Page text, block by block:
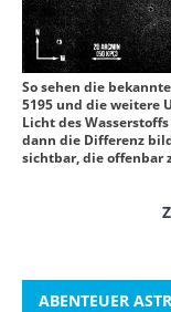
So sehen die
5195 und die weitere
Licht des
dann die Differenz
sichtbar, die offenbar
ABENTEUER